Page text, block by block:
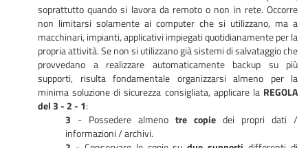
soprattutto quando si lavora da remoto o non in rete. Occorre
non limitarsi solamente ai computer che si utilizzano, ma a
macchinari, impianti, applicativi impiegati quotidianamente per la
propria attività. Se non si utilizzano già sistemi di salvataggio che
provvedano a realizzare automaticamente backup su più
supporti, risulta fondamentale organizzarsi almeno per la
minima soluzione di sicurezza consigliata, applicare la REGOLA
del 3 - 2 - 1:
3 - Possedere almeno tre copie dei propri dati /
informazioni / archivi.